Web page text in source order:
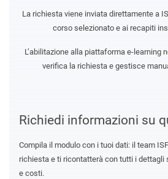
Richiedi informazioni su
Compila il modulo con i tuoi dati: il team
richiesta e ti ricontatterà con tutti i dettagli
e costi.
La richiesta viene inviata direttamente a
corso selezionato e ai recapiti
L’abilitazione alla piattaforma e-learning
verifica la richiesta e gestisce